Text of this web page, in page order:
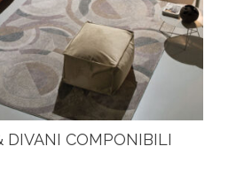
DIVANI COMPONIBILI